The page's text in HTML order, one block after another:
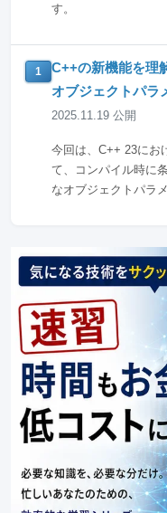
す。
1
C++の新機能を
オブジェクトパラ
2025.11.19 公開
今回は、C++ 23にお
て、コンパイル時に
なオブジェクトパラ